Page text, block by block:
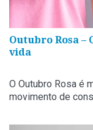
Outubro Rosa –
vida
O Outubro Rosa é
movimento de